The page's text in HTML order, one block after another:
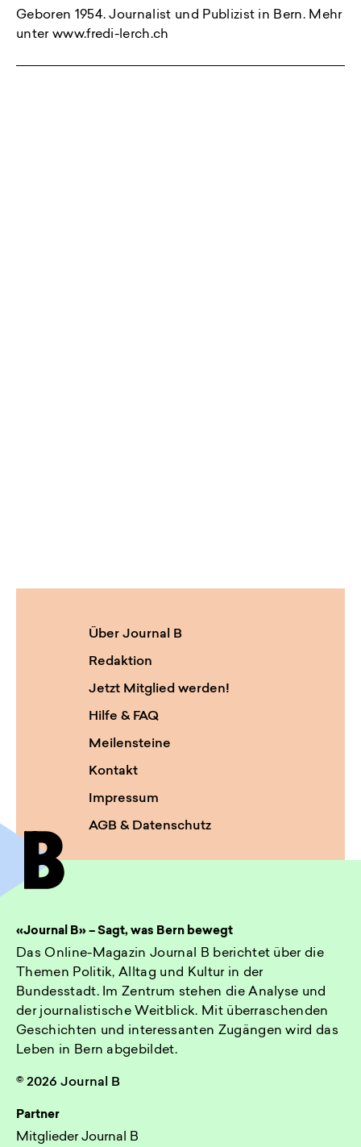
Geboren 1954. Journalist und Publizist in Bern. Mehr
unter www.fredi-lerch.ch
Über Journal B
Redaktion
Jetzt Mitglied werden!
Hilfe & FAQ
Meilensteine
Kontakt
Impressum
AGB & Datenschutz
«Journal B» – Sagt, was Bern bewegt
Das Online-Magazin Journal B berichtet über die
Themen Politik, Alltag und Kultur in der
Bundesstadt. Im Zentrum stehen die Analyse und
der journalistische Weitblick. Mit überraschenden
Geschichten und interessanten Zugängen wird das
Leben in Bern abgebildet.
© 2026 Journal B
Partner
Mitglieder Journal B